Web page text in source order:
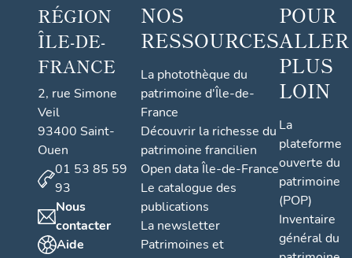
RÉGION
ÎLE-DE-
FRANCE
2, rue Simone
Veil
93400 Saint-
Ouen
01 53 85 59
93
Nous
contacter
Aide
NOS
RESSOURCES
La photothèque du
patrimoine d'Île-de-
France
Découvrir la richesse du
patrimoine francilien
Open data Île-de-France
Le catalogue des
publications
La newsletter
Patrimoines et
POUR
ALLER
PLUS
LOIN
La
plateforme
ouverte du
patrimoine
(POP)
Inventaire
général du